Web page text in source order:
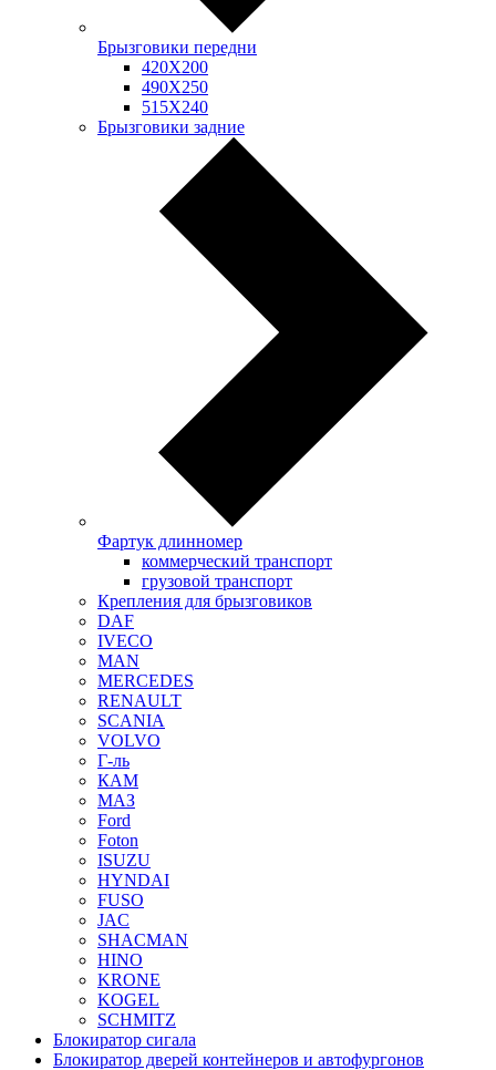
Брызговики передни
420Х200
490Х250
515Х240
Брызговики задние
Фартук длинномер
коммерческий транспорт
грузовой транспорт
Крепления для брызговиков
DAF
IVECO
MAN
MERCEDES
RENAULT
SCANIA
VOLVO
Г-ль
КАМ
МАЗ
Ford
Foton
ISUZU
HYNDAI
FUSO
JAC
SHACMAN
HINO
KRONE
KOGEL
SCHMITZ
Блокиратор сигала
Блокиратор дверей контейнеров и автофургонов